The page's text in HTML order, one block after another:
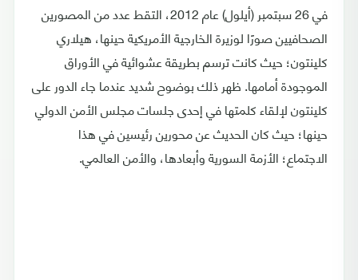
في 26 سبتمبر (أيلول) عام 2012، التقط عدد من المصورين
الصحافيين صورًا لوزيرة الخارجية الأمريكية حينها، هيلاري
كلينتون؛ حيث كانت ترسم بطريقة عشوائية في الأوراق
الموجودة أمامها. ظهر ذلك بوضوح شديد عندما جاء الدور على
كلينتون لإلقاء كلمتها في إحدى جلسات مجلس الأمن الدولي
حينها؛ حيث كان الحديث عن محورين رئيسين في هذا
الاجتماع؛ الأزمة السورية وأبعادها، والأمن العالمي.